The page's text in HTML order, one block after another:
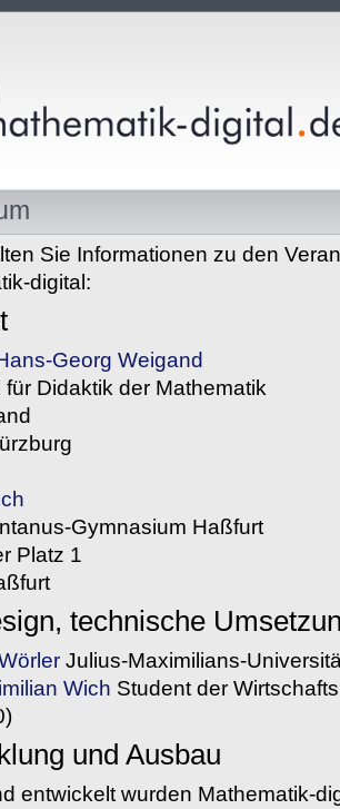
Sie Informationen zu den
digital:
Georg Weigand
für Didaktik der Mathematik
Gymnasium Haßfurt
Platz 1
technische
Julius-Maximilians-
Wich Student der
und Ausbau
entwickelt wurden Mathematik-